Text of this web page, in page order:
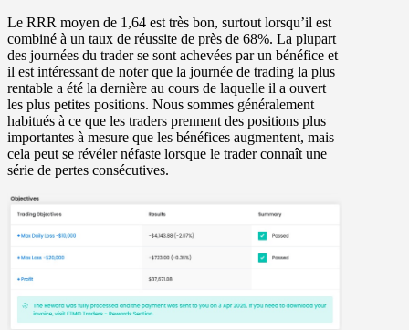
Le RRR moyen de 1,64 est très bon, surtout lorsqu’il est
combiné à un taux de réussite de près de 68%. La plupart
des journées du trader se sont achevées par un bénéfice et
il est intéressant de noter que la journée de trading la plus
rentable a été la dernière au cours de laquelle il a ouvert
les plus petites positions. Nous sommes généralement
habitués à ce que les traders prennent des positions plus
importantes à mesure que les bénéfices augmentent, mais
cela peut se révéler néfaste lorsque le trader connaît une
série de pertes consécutives.